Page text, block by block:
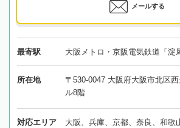
メールする
最寄駅 大阪メトロ・京阪電気鉄道「淀
所在地
〒530-0047 大阪府大阪市北区
ル8階
対応エリア 大阪、兵庫、京都、奈良、和歌